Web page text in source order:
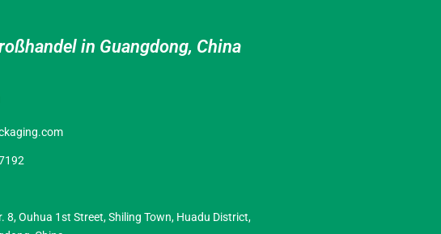
in Guangdong, China
8, Ouhua 1st Street, Shiling Town, Huadu District,